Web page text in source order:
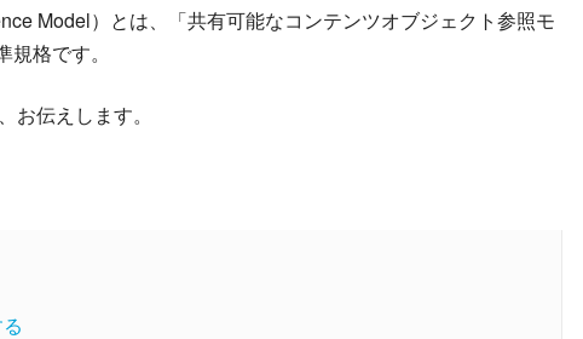
Model）とは、「共有可能なコンテンツオブジェクト参照モ
格です。
伝えします。